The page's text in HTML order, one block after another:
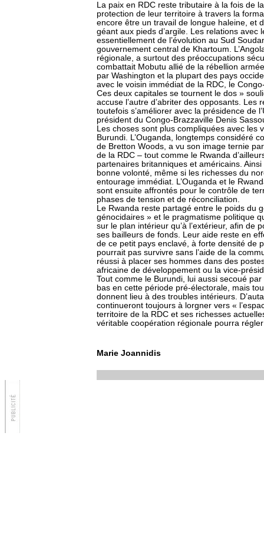
La paix en RDC reste tributaire à la fois de
protection de leur territoire à travers la
encore être un travail de longue haleine, et
géant aux pieds d’argile. Les relations avec
essentiellement de l’évolution au Sud
gouvernement central de Khartoum.
régionale, a surtout des préoccupations
combattait Mobutu allié de la rébellion
par Washington et la plupart des pays
avec le voisin immédiat de la RDC, le
Ces deux capitales se tournent le dos »
accuse l’autre d’abriter des opposants.
toutefois s’améliorer avec la présidence de
président du Congo-Brazzaville Denis
Les choses sont plus compliquées avec les
Burundi. L’Ouganda, longtemps considéré
de Bretton Woods, a vu son image ternie
de la RDC – tout comme le Rwanda
partenaires britanniques et américains.
bonne volonté, même si les richesses du
entourage immédiat. L’Ouganda et le
sont ensuite affrontés pour le contrôle de
phases de tension et de réconciliation.
Le Rwanda reste partagé entre le poids du
génocidaires » et le pragmatisme politique
sur le plan intérieur qu’à l’extérieur, afin de
ses bailleurs de fonds. Leur aide reste en
de ce petit pays enclavé, à forte densité de
pourrait pas survivre sans l’aide de la
réussi à placer ses hommes dans des
africaine de développement ou la vice-
Tout comme le Burundi, lui aussi secoué
bas en cette période pré-électorale, mais
donnent lieu à des troubles intérieurs.
continueront toujours à lorgner vers «
territoire de la RDC et ses richesses
véritable coopération régionale pourra
Marie Joannidis